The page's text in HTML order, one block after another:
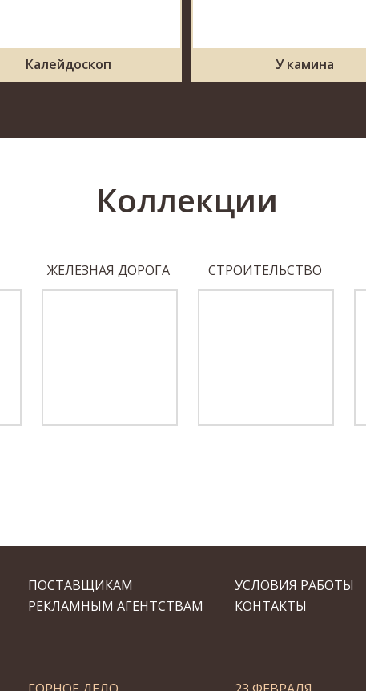
Калейдоскоп У камина
Коллекции
ЖЕЛЕЗНАЯ ДОРОГА СТРОИТЕЛЬСТВО
ПОСТАВЩИКАМ
РЕКЛАМНЫМ АГЕНТСТВАМ
УСЛОВИЯ РАБОТЫ
КОНТАКТЫ